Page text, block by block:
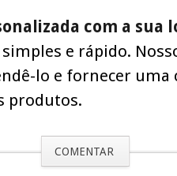
com a sua
e rápido.
lo e fornecer
produtos.
COMENTAR